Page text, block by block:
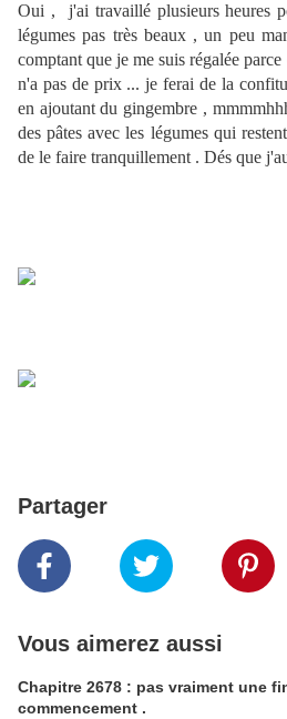
Oui , j'ai travaillé plusieurs heures
légumes pas très beaux , un peu
comptant que je me suis régalée
n'a pas de prix ... je ferai de la
en ajoutant du gingembre ,
des pâtes avec les légumes qui
de le faire tranquillement . Dés que
Partager
Vous aimerez aussi
Chapitre 2678 : pas vraiment une
commencement .